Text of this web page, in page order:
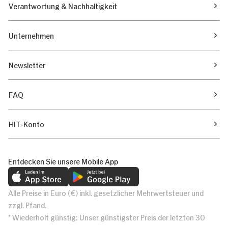
Verantwortung & Nachhaltigkeit
Unternehmen
Newsletter
FAQ
HIT-Konto
Entdecken Sie unsere Mobile App
Alle Preise in Euro (€) inkl. gesetzlicher Mehrwertsteuer und
zzgl. Pfand.
* Wiederholt günstig: Unser günstigster Preis der letzten 30